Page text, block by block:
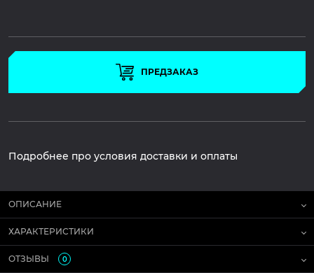
ПРЕДЗАКАЗ
Подробнее про условия доставки и оплаты
ОПИСАНИЕ
ХАРАКТЕРИСТИКИ
ОТЗЫВЫ 0